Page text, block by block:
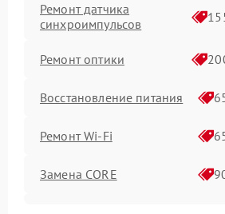
Ремонт датчика
синхроимпульсов
Ремонт оптики
Восстановление питания
Ремонт Wi-Fi
Замена CORE